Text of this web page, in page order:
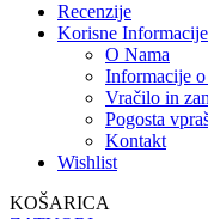
Recenzije
Korisne Informacije
O Nama
Informacije
Vračilo in
Pogosta
Kontakt
Wishlist
KOŠARICA